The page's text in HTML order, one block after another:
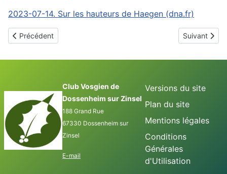
2023-07-14. Sur les hauteurs de Haegen (dna.fr)
Article précédent : 2023 07 30 Lac de la Maix
Précédent Article
Suivant
Club Vosgien de
Dossenheim sur Zinsel
188 Grand Rue
67330 Dossenheim sur
Zinsel
E-mail
Versions du site
Plan du site
Mentions légales
Conditions
Générales
d'Utilisation